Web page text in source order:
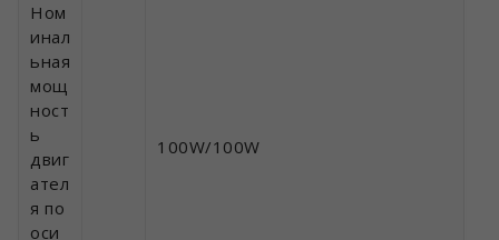
Ном
инал
ьная
мощ
ност
ь
двиг
ател
я по
оси
100W/100W